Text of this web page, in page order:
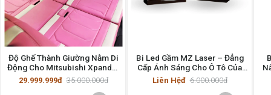
Độ Ghế Thành Giường Nằm Di
Động Cho Mitsubishi Xpander
2020
29.999.999đ 35.000.000đ
Bi Led Gầm MZ Laser – Đẳng
Cấp Ánh Sáng Cho Ô Tô Của
Bạn
Liên Hệđ 6.000.000đ